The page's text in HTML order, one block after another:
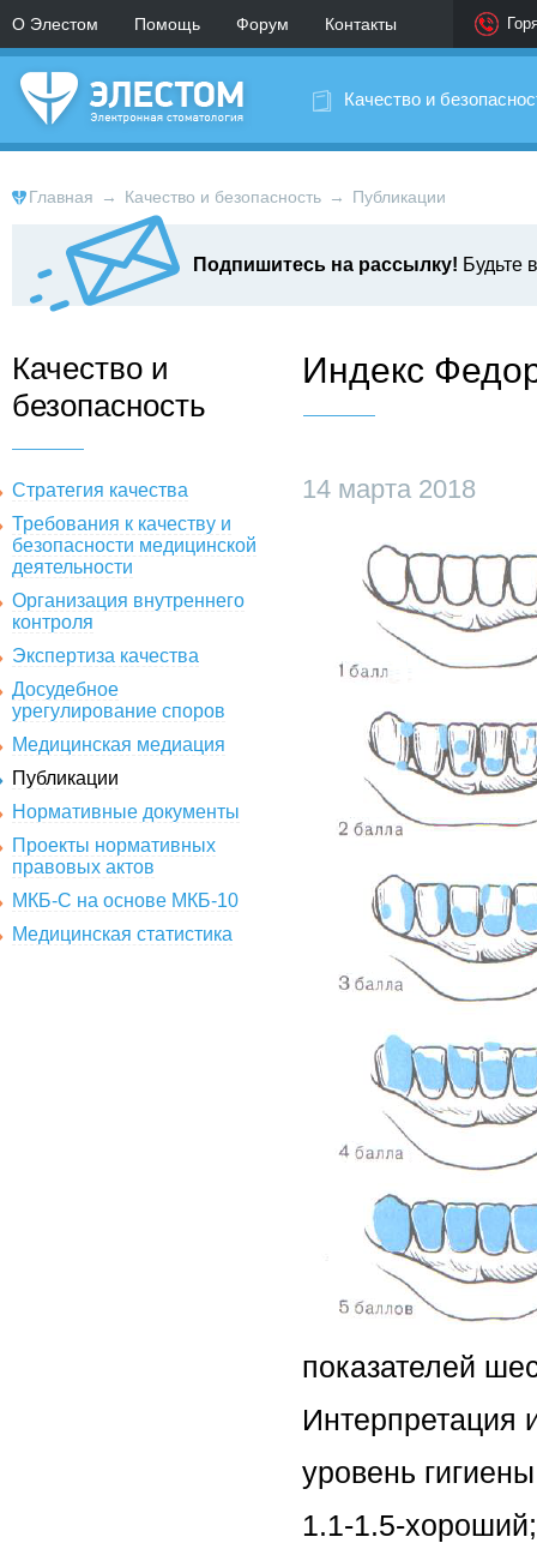
О Элестом Помощь Форум Контакты
Качество и
Главная → Качество и безопасность → Публикации
Подпишитесь на рассылку! Будьте
Качество и
безопасность
Индекс
Стратегия качества
Требования к качеству и
безопасности медицинской
деятельности
Организация внутреннего
контроля
Экспертиза качества
Досудебное
урегулирование споров
Медицинская медиация
Публикации
Нормативные документы
Проекты нормативных
правовых актов
МКБ-С на основе МКБ-10
Медицинская статистика
14 марта 2018
показателей
Интерпретация
уровень гигиены
1.1-1.5-хороший;